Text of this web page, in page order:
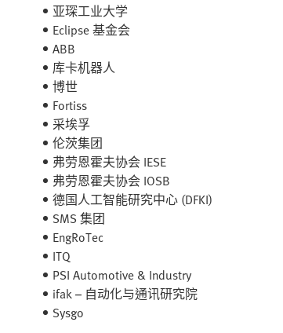
亚琛工业大学
Eclipse 基金会
ABB
库卡机器人
博世
Fortiss
采埃孚
伦茨集团
弗劳恩霍夫协会 IESE
弗劳恩霍夫协会 IOSB
德国人工智能研究中心 (DFKI)
SMS 集团
EngRoTec
ITQ
PSI Automotive & Industry
ifak – 自动化与通讯研究院
Sysgo